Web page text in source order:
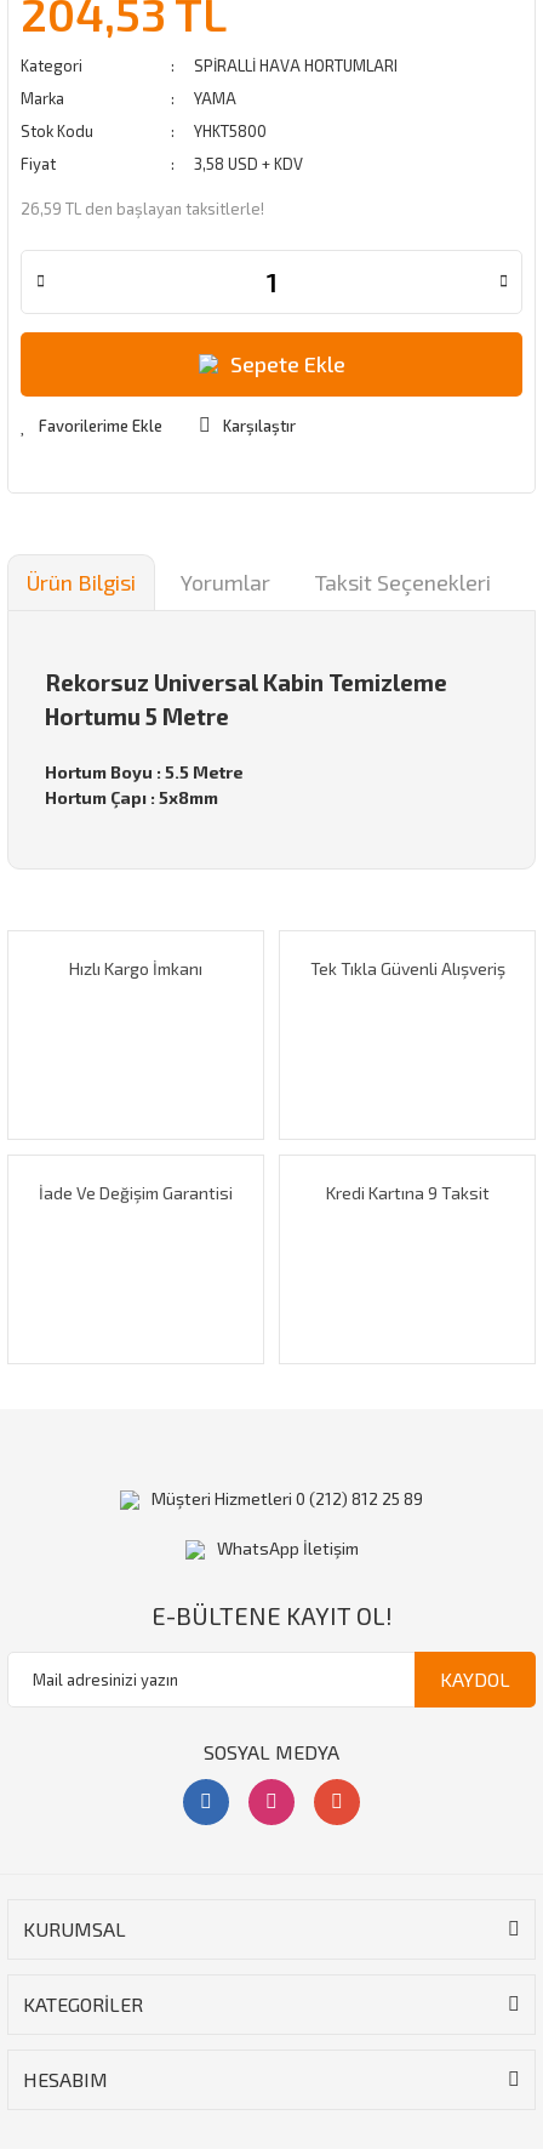
204,53 TL
Kategori
SPİRALLİ HAVA HORTUMLARI
Marka
YAMA
Stok Kodu
YHKT5800
Fiyat
3,58 USD + KDV
26,59 TL den başlayan taksitlerle!
Sepete Ekle
Karşılaştır
Ürün Bilgisi Yorumlar Taksit Seçenekleri
Rekorsuz Universal Kabin Temizleme
Hortumu 5 Metre
Hortum Boyu : 5.5 Metre
Hortum Çapı : 5x8mm
Görüş ve önerileriniz için teşekkür ederiz.
Hızlı Kargo İmkanı Tek Tıkla Güvenli Alışveriş
İade Ve Değişim Garantisi Kredi Kartına 9 Taksit
KURUMSAL
KATEGORİLER
HESABIM
Müşteri Hizmetleri 0 (212) 812 25 89
WhatsApp İletişim
E-BÜLTENE KAYIT OL!
KAYDOL
SOSYAL MEDYA